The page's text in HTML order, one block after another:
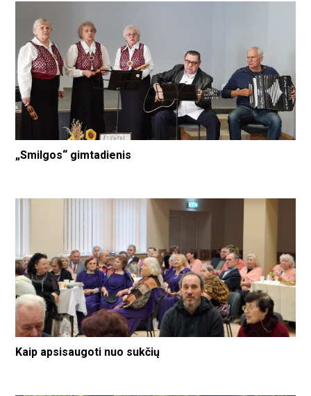
„Smilgos“ gimtadienis
Kaip apsisaugoti nuo sukčių